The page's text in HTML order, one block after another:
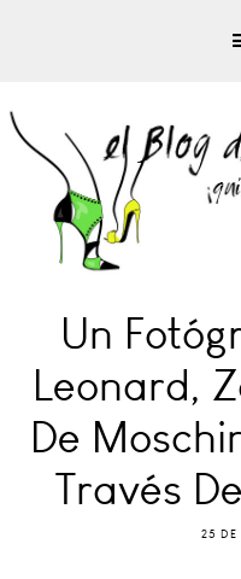
Un
Leonard,
De
Través
25